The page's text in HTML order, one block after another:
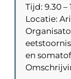
Tijd: 9.30 –
Locatie:
en